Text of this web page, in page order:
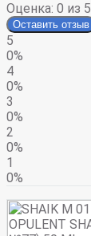
Оценка: 0 из 5
Оставить отзыв
5
0%
4
0%
3
0%
2
0%
1
0%